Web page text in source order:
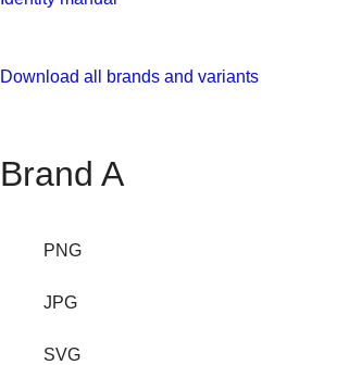
Download all brands and variants
Brand A
PNG
JPG
SVG